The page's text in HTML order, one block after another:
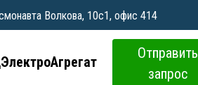
Волкова, 10с1, офис 414
Отправить
запрос